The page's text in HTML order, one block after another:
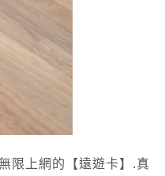
限上網的【遠遊卡】.真